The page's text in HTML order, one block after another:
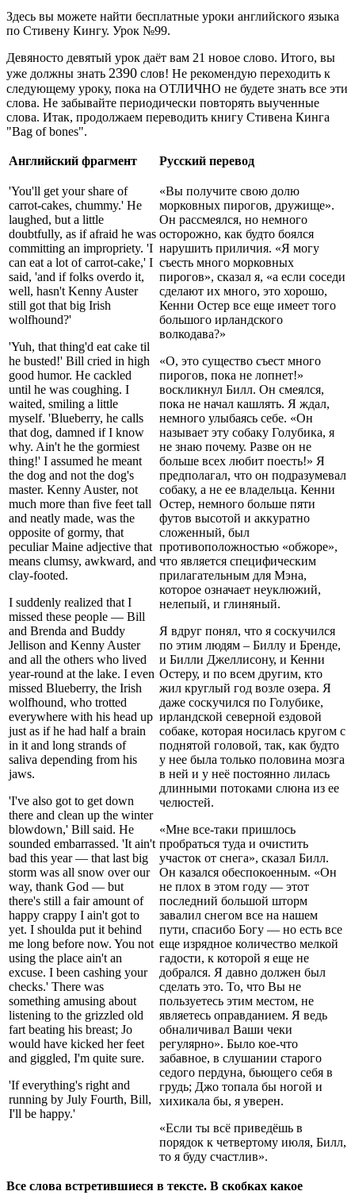
Здесь вы можете найти бесплатные уроки английского языка
по Стивену Кингу. Урок №99.
Девяносто девятый урок даёт вам 21 новое слово. Итого, вы
уже должны знать 2390 слов! Не рекомендую переходить к
следующему уроку, пока на ОТЛИЧНО не будете знать все эти
слова. Не забывайте периодически повторять выученные
слова. Итак, продолжаем переводить книгу Стивена Кинга
"Bag of bones".
Английский фрагмент Русский перевод
'You'll get your share of
carrot-cakes, chummy.' He
laughed, but a little
doubtfully, as if afraid he was
committing an impropriety. 'I
can eat a lot of carrot-cake,' I
said, 'and if folks overdo it,
well, hasn't Kenny Auster
still got that big Irish
wolfhound?'
'Yuh, that thing'd eat cake til
he busted!' Bill cried in high
good humor. He cackled
until he was coughing. I
waited, smiling a little
myself. 'Blueberry, he calls
that dog, damned if I know
why. Ain't he the gormiest
thing!' I assumed he meant
the dog and not the dog's
master. Kenny Auster, not
much more than five feet tall
and neatly made, was the
opposite of gormy, that
peculiar Maine adjective that
means clumsy, awkward, and
clay-footed.
I suddenly realized that I
missed these people — Bill
and Brenda and Buddy
Jellison and Kenny Auster
and all the others who lived
year-round at the lake. I even
missed Blueberry, the Irish
wolfhound, who trotted
everywhere with his head up
just as if he had half a brain
in it and long strands of
saliva depending from his
jaws.
'I've also got to get down
there and clean up the winter
blowdown,' Bill said. He
sounded embarrassed. 'It ain't
bad this year — that last big
storm was all snow over our
way, thank God — but
there's still a fair amount of
happy crappy I ain't got to
yet. I shoulda put it behind
me long before now. You not
using the place ain't an
excuse. I been cashing your
checks.' There was
something amusing about
listening to the grizzled old
fart beating his breast; Jo
would have kicked her feet
and giggled, I'm quite sure.
'If everything's right and
running by July Fourth, Bill,
I'll be happy.'
«Вы получите свою долю
морковных пирогов, дружище».
Он рассмеялся, но немного
осторожно, как будто боялся
нарушить приличия. «Я могу
съесть много морковных
пирогов», сказал я, «а если соседи
сделают их много, это хорошо,
Кенни Остер все еще имеет того
большого ирландского
волкодава?»
«О, это существо съест много
пирогов, пока не лопнет!»
воскликнул Билл. Он смеялся,
пока не начал кашлять. Я ждал,
немного улыбаясь себе. «Он
называет эту собаку Голубика, я
не знаю почему. Разве он не
больше всех любит поесть!» Я
предполагал, что он подразумевал
собаку, а не ее владельца. Кенни
Остер, немного больше пяти
футов высотой и аккуратно
сложенный, был
противоположностью «обжоре»,
что является специфическим
прилагательным для Мэна,
которое означает неуклюжий,
нелепый, и глиняный.
Я вдруг понял, что я соскучился
по этим людям – Биллу и Бренде,
и Билли Джеллисону, и Кенни
Остеру, и по всем другим, кто
жил круглый год возле озера. Я
даже соскучился по Голубике,
ирландской северной ездовой
собаке, которая носилась кругом с
поднятой головой, так, как будто
у нее была только половина мозга
в ней и у неё постоянно лилась
длинными потоками слюна из ее
челюстей.
«Мне все-таки пришлось
пробраться туда и очистить
участок от снега», сказал Билл.
Он казался обеспокоенным. «Он
не плох в этом году — этот
последний большой шторм
завалил снегом все на нашем
пути, спасибо Богу — но есть все
еще изрядное количество мелкой
гадости, к которой я еще не
добрался. Я давно должен был
сделать это. То, что Вы не
пользуетесь этим местом, не
являетесь оправданием. Я ведь
обналичивал Ваши чеки
регулярно». Было кое-что
забавное, в слушании старого
седого пердуна, бьющего себя в
грудь; Джо топала бы ногой и
хихикала бы, я уверен.
«Если ты всё приведёшь в
порядок к четвертому июля, Билл,
то я буду счастлив».
Все слова встретившиеся в тексте. В скобках какое